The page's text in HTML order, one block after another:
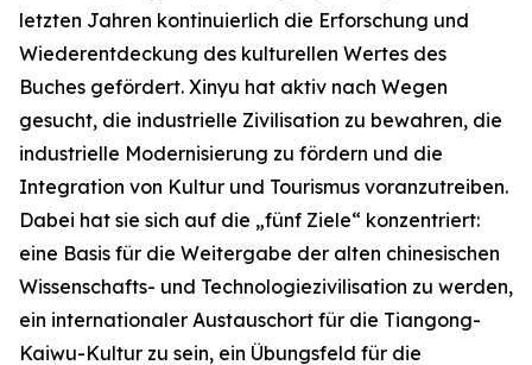
letzten Jahren kontinuierlich die Erforschung und
Wiederentdeckung des kulturellen Wertes des
Buches gefördert. Xinyu hat aktiv nach Wegen
gesucht, die industrielle Zivilisation zu bewahren, die
industrielle Modernisierung zu fördern und die
Integration von Kultur und Tourismus voranzutreiben.
Dabei hat sie sich auf die „fünf Ziele“ konzentriert:
eine Basis für die Weitergabe der alten chinesischen
Wissenschafts- und Technologiezivilisation zu werden,
ein internationaler Austauschort für die Tiangong-
Kaiwu-Kultur zu sein, ein Übungsfeld für die